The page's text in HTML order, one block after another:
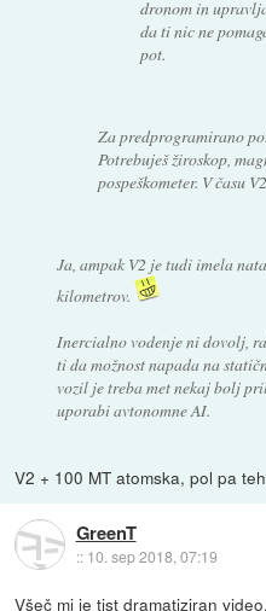
dronom in
da ti nic ne
pot.
Za predprogramirano
Potrebuješ žiroskop,
pospeškometer. V času
Ja, ampak V2 je tudi imela
kilometrov.
Inercialno vodenje ni dovolj,
ti da možnost napada na
vozil je treba met nekaj bolj
uporabi avtonomne AI.
V2 + 100 MT atomska, pol pa
GreenT
:: 10. sep 2018, 07:19
Všeč mi je tist dramatiziran